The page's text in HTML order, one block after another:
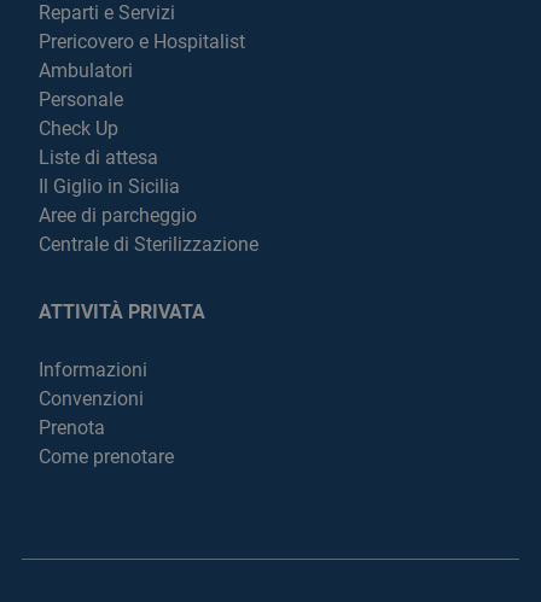
Reparti e Servizi
Prericovero e Hospitalist
Ambulatori
Personale
Check Up
Liste di attesa
Il Giglio in Sicilia
Aree di parcheggio
Centrale di Sterilizzazione
ATTIVITÀ PRIVATA
Informazioni
Convenzioni
Prenota
Come prenotare